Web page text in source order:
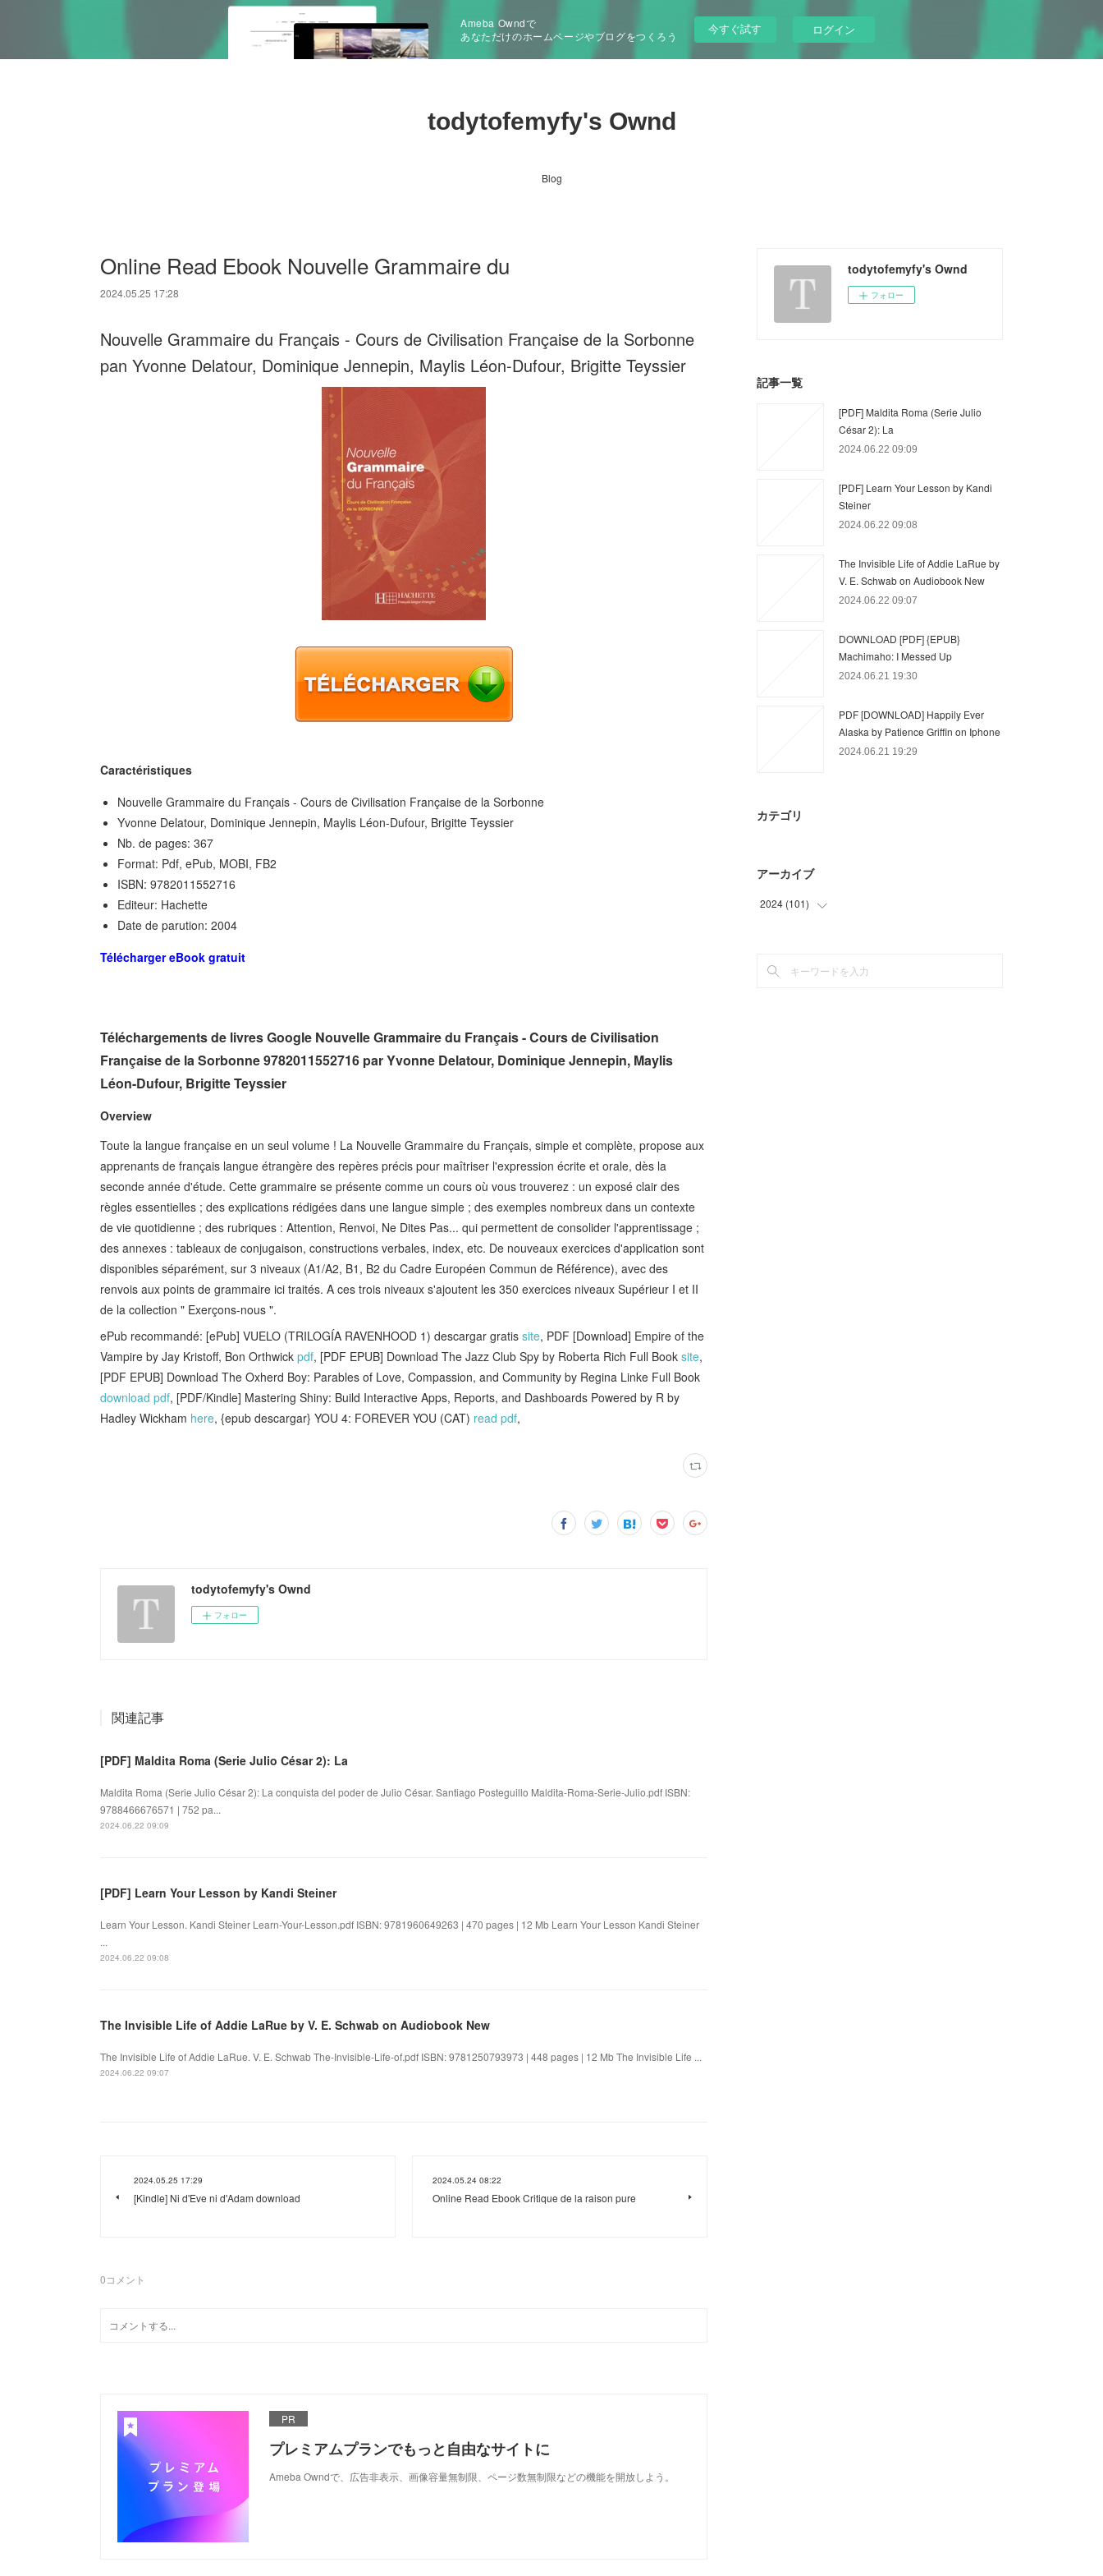
Ameba Owndで
あなただけのホームページやブログをつくろう
今すぐ試す ログイン
todytofemyfy's Ownd
Blog
Online Read Ebook Nouvelle Grammaire du
2024.05.25 17:28
Nouvelle Grammaire du Français - Cours de Civilisation Française de la Sorbonne
pan Yvonne Delatour, Dominique Jennepin, Maylis Léon-Dufour, Brigitte Teyssier
Caractéristiques
Nouvelle Grammaire du Français - Cours de Civilisation Française de la Sorbonne
Yvonne Delatour, Dominique Jennepin, Maylis Léon-Dufour, Brigitte Teyssier
Nb. de pages: 367
Format: Pdf, ePub, MOBI, FB2
ISBN: 9782011552716
Editeur: Hachette
Date de parution: 2004
Télécharger eBook gratuit
Téléchargements de livres Google Nouvelle Grammaire du Français - Cours de Civilisation
Française de la Sorbonne 9782011552716 par Yvonne Delatour, Dominique Jennepin, Maylis
Léon-Dufour, Brigitte Teyssier
Overview
Toute la langue française en un seul volume ! La Nouvelle Grammaire du Français, simple et complète, propose aux
apprenants de français langue étrangère des repères précis pour maîtriser l'expression écrite et orale, dès la
seconde année d'étude. Cette grammaire se présente comme un cours où vous trouverez : un exposé clair des
règles essentielles ; des explications rédigées dans une langue simple ; des exemples nombreux dans un contexte
de vie quotidienne ; des rubriques : Attention, Renvoi, Ne Dites Pas... qui permettent de consolider l'apprentissage ;
des annexes : tableaux de conjugaison, constructions verbales, index, etc. De nouveaux exercices d'application sont
disponibles séparément, sur 3 niveaux (A1/A2, B1, B2 du Cadre Européen Commun de Référence), avec des
renvois aux points de grammaire ici traités. A ces trois niveaux s'ajoutent les 350 exercices niveaux Supérieur I et II
de la collection " Exerçons-nous ".
ePub recommandé: [ePub] VUELO (TRILOGÍA RAVENHOOD 1) descargar gratis site, PDF [Download] Empire of the
Vampire by Jay Kristoff, Bon Orthwick pdf, [PDF EPUB] Download The Jazz Club Spy by Roberta Rich Full Book site,
[PDF EPUB] Download The Oxherd Boy: Parables of Love, Compassion, and Community by Regina Linke Full Book
download pdf, [PDF/Kindle] Mastering Shiny: Build Interactive Apps, Reports, and Dashboards Powered by R by
Hadley Wickham here, {epub descargar} YOU 4: FOREVER YOU (CAT) read pdf,
todytofemyfy's Ownd
フォロー
関連記事
[PDF] Maldita Roma (Serie Julio César 2): La
Maldita Roma (Serie Julio César 2): La conquista del poder de Julio César. Santiago Posteguillo Maldita-Roma-Serie-Julio.pdf ISBN:
9788466676571 | 752 pa...
2024.06.22 09:09
[PDF] Learn Your Lesson by Kandi Steiner
Learn Your Lesson. Kandi Steiner Learn-Your-Lesson.pdf ISBN: 9781960649263 | 470 pages | 12 Mb Learn Your Lesson Kandi Steiner
...
2024.06.22 09:08
The Invisible Life of Addie LaRue by V. E. Schwab on Audiobook New
The Invisible Life of Addie LaRue. V. E. Schwab The-Invisible-Life-of.pdf ISBN: 9781250793973 | 448 pages | 12 Mb The Invisible Life ...
2024.06.22 09:07
2024.05.25 17:29
[Kindle] Ni d'Eve ni d'Adam download
2024.05.24 08:22
Online Read Ebook Critique de la raison pure
0コメント
PR
プレミアムプランでもっと自由なサイトに
Ameba Owndで、広告非表示、画像容量無制限、ページ数無制限などの機能を開放しよう。
todytofemyfy's Ownd
フォロー
記事一覧
[PDF] Maldita Roma (Serie Julio
César 2): La
2024.06.22 09:09
[PDF] Learn Your Lesson by Kandi
Steiner
2024.06.22 09:08
The Invisible Life of Addie LaRue by
V. E. Schwab on Audiobook New
2024.06.22 09:07
DOWNLOAD [PDF] {EPUB}
Machimaho: I Messed Up
2024.06.21 19:30
PDF [DOWNLOAD] Happily Ever
Alaska by Patience Griffin on Iphone
2024.06.21 19:29
カテゴリ
アーカイブ
2024 (101)